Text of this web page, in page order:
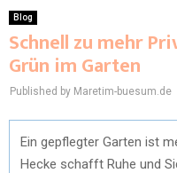
Blog
Schnell zu mehr
Grün im Garten
Published by Maretim-buesum.de
Ein gepflegter Garten ist
Hecke schafft Ruhe und